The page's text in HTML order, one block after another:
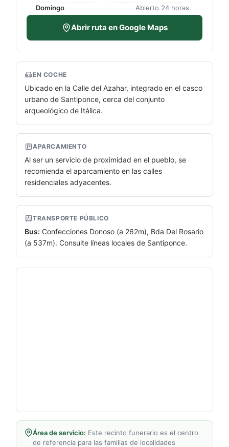
Domingo
Abierto 24 horas
Abrir ruta en Google Maps
EN COCHE
Ubicado en la Calle del Azahar, integrado en el casco
urbano de Santiponce, cerca del conjunto
arqueológico de Itálica.
APARCAMIENTO
Al ser un servicio de proximidad en el pueblo, se
recomienda el aparcamiento en las calles
residenciales adyacentes.
TRANSPORTE PÚBLICO
Bus: Confecciones Donoso (a 262m), Bda Del Rosario
(a 537m). Consulte líneas locales de Santiponce.
Área de servicio: Este recinto funerario es el centro
de referencia para las familias de localidades